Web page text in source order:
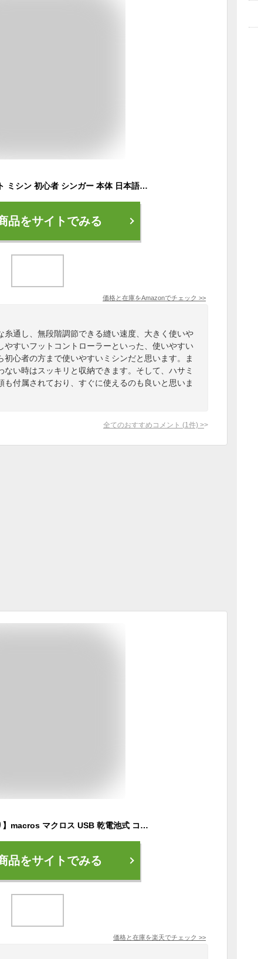
電動ミシン コンパクト ミシン 初心者 シンガー 本体 日本語説明書 スピード調節 コンピュータミシン 機能充実 簡単操作 フリーアーム DIY手作りマスク用
品をサイトでみる
価格と在庫をAmazonでチェック >>
糸通し、無段階調節できる縫い速度、大きく使いや
やすいフットコントローラーといった、使いやすい
心者の方まで使いやすいミシンだと思います。ま
い時はスッキリと収納できます。そして、ハサミ
付属されており、すぐに使えるのも良いと思いま
全てのおすすめコメント (1 件) >
【あす楽】【在庫あり】macros マクロス USB 乾電池式 コンパクト 手乗り ミシン リトコ 小型ミシン 裾上げ DIY MEH-115【/srm】
品をサイトでみる
価格と在庫を楽天でチェック >>